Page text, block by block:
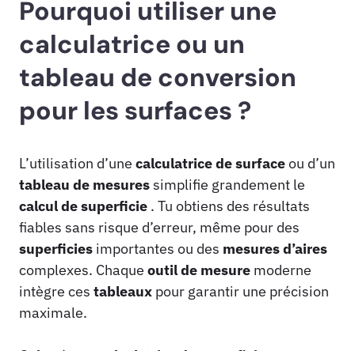
Pourquoi utiliser une
calculatrice ou un
tableau de conversion
pour les surfaces ?
L’utilisation d’une calculatrice de surfaceou d’un
tableau de mesuressimplifie grandement le
calcul de superficie . Tu obtiens des résultats
fiables sans risque d’erreur, même pour des
superficies importantes ou des mesures d’aires
complexes. Chaque outil de mesure moderne
intègre ces tableaux pour garantir une précision
maximale.